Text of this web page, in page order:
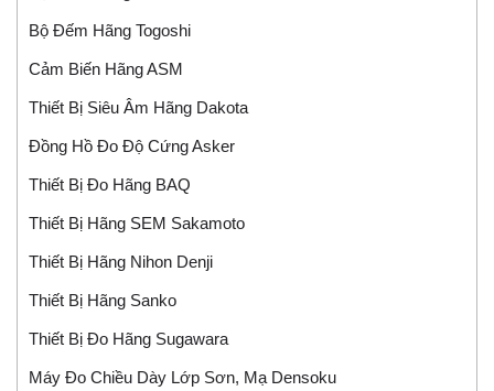
Bộ Đếm Hãng Togoshi
Cảm Biến Hãng ASM
Thiết Bị Siêu Âm Hãng Dakota
Đồng Hồ Đo Độ Cứng Asker
Thiết Bị Đo Hãng BAQ
Thiết Bị Hãng SEM Sakamoto
Thiết Bị Hãng Nihon Denji
Thiết Bị Hãng Sanko
Thiết Bị Đo Hãng Sugawara
Máy Đo Chiều Dày Lớp Sơn, Mạ Densoku